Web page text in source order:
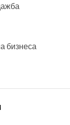
бизнеса